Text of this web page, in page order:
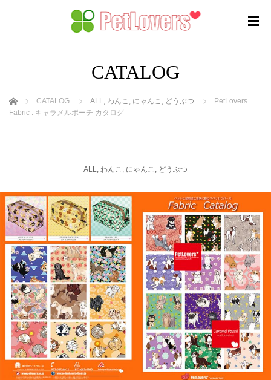
CATALOG
ホーム CATALOG ALL, わんこ , にゃんこ , どうぶつ
PetLovers
Fabric : キャラメルポーチ カタログ
ALL, わんこ , にゃんこ , どうぶつ